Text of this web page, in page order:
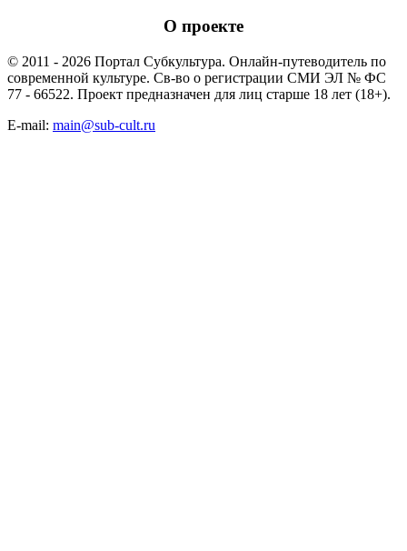
О проекте
© 2011 - 2026 Портал Субкультура. Онлайн-путеводитель по
современной культуре. Св-во о регистрации СМИ ЭЛ № ФС
77 - 66522. Проект предназначен для лиц старше 18 лет (18+).
E-mail: main@sub-cult.ru